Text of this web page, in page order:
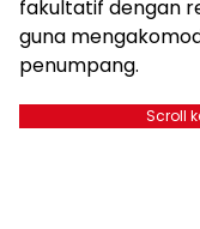
fakultatif dengan
guna
penumpang.
Scroll